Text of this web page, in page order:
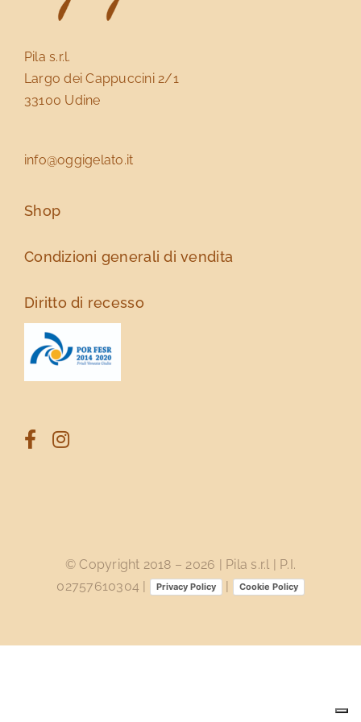
Pila s.r.l.
Largo dei Cappuccini 2/1
33100 Udine
info@oggigelato.it
Shop
Condizioni generali di vendita
Diritto di recesso
© Copyright 2018 – 2026 | Pila s.r.l | P.I.
02757610304 |
Privacy Policy | Cookie Policy